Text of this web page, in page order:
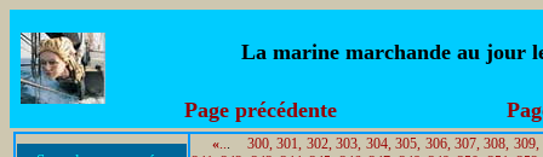
La marine marchande au jour
Page précédente
«... 300, 301, 302, 303, 304, 305, 306, 307, 308, 309,